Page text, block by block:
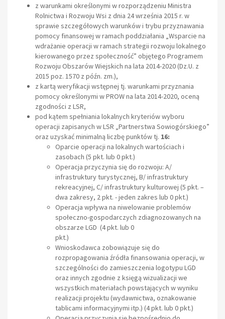
z warunkami określonymi w rozporządzeniu Ministra
Rolnictwa i Rozwoju Wsi z dnia 24 września 2015 r. w
sprawie szczegółowych warunków i trybu przyznawania
pomocy finansowej w ramach poddziałania „Wsparcie na
wdrażanie operacji w ramach strategii rozwoju lokalnego
kierowanego przez społeczność” objętego Programem
Rozwoju Obszarów Wiejskich na lata 2014-2020 (Dz.U. z
2015 poz. 1570 z późn. zm.),
z kartą weryfikacji wstępnej tj. warunkami przyznania
pomocy określonymi w PROW na lata 2014-2020, oceną
zgodności z LSR,
pod kątem spełniania lokalnych kryteriów wyboru
operacji zapisanych w LSR „Partnerstwa Sowiogórskiego”
oraz uzyskać minimalną liczbę punktów tj. 16:
Oparcie operacji na lokalnych wartościach i
zasobach (5 pkt. lub 0 pkt.)
Operacja przyczynia się do rozwoju: A/
infrastruktury turystycznej, B/ infrastruktury
rekreacyjnej, C/ infrastruktury kulturowej (5 pkt. –
dwa zakresy, 2 pkt. - jeden zakres lub 0 pkt.)
Operacja wpływa na niwelowanie problemów
społeczno-gospodarczych zdiagnozowanych na
obszarze LGD (4 pkt. lub 0
pkt.)
Wnioskodawca zobowiązuje się do
rozpropagowania źródła finansowania operacji, w
szczególności do zamieszczenia logotypu LGD
oraz innych zgodnie z księgą wizualizacji we
wszystkich materiałach powstających w wyniku
realizacji projektu (wydawnictwa, oznakowanie
tablicami informacyjnymi itp.) (4 pkt. lub 0 pkt.)